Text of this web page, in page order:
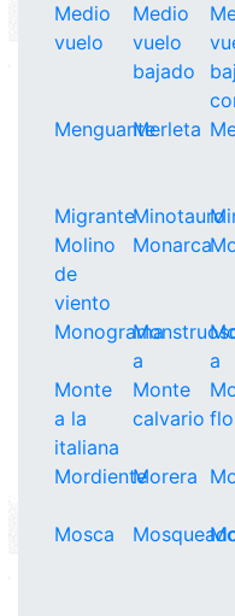
Medio
vuelo
Medio
vuelo
bajado
MenguanteMerleta
MigranteMinotauro
Molino
de
viento
Monarca
Monograma
a
a
Monte
a la
italiana
Monte
calvario
MordienteMorera
Mosca